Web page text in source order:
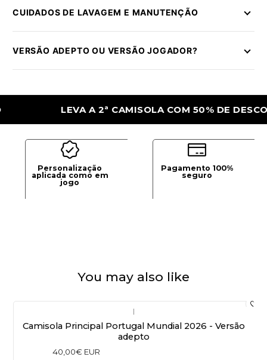
CUIDADOS DE LAVAGEM E MANUTENÇÃO
VERSÃO ADEPTO OU VERSÃO JOGADOR?
LEVA A 2ª CAMISOLA COM 50% DE DESCONTO
Personalização
aplicada como em
jogo
Pagamento 100%
seguro
You may also like
|
Camisola Principal Portugal Mundial 2026 - Versão
adepto
40,00€ EUR